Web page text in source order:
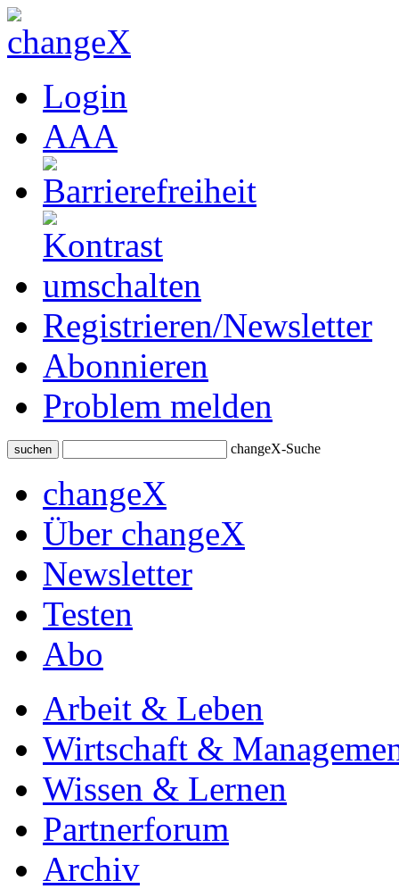
Login
AAA
Registrieren/Newsletter
Abonnieren
Problem melden
suchen changeX-Suche
changeX
Über changeX
Newsletter
Testen
Abo
Arbeit & Leben
Wirtschaft &
Wissen & Lernen
Partnerforum
Archiv